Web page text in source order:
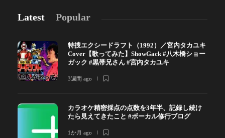
Latest Popular
特捜エクシードラフト（1992）／宮内タカユキ
Cover【歌ってみた】ShowGack #八木橋ショー
ガック #黒帯兄さん #宮内タカユキ
3週間 ago
カラオケ精密採点の点数を3年半、記録し続け
たら見えてきたこと #ボーカル修行ブログ
1か月 ago